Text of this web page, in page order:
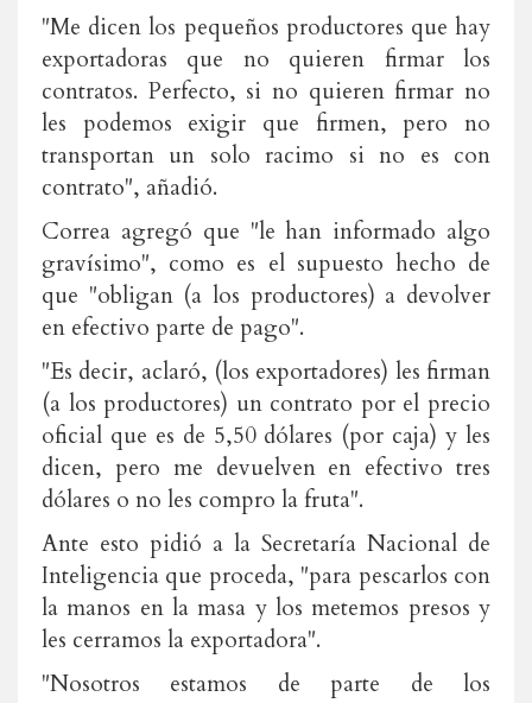
"Me dicen los pequeños productores que hay
exportadoras que no quieren firmar los
contratos. Perfecto, si no quieren firmar no
les podemos exigir que firmen, pero no
transportan un solo racimo si no es con
contrato", añadió.
Correa agregó que "le han informado algo
gravísimo", como es el supuesto hecho de
que "obligan (a los productores) a devolver
en efectivo parte de pago".
"Es decir, aclaró, (los exportadores) les firman
(a los productores) un contrato por el precio
oficial que es de 5,50 dólares (por caja) y les
dicen, pero me devuelven en efectivo tres
dólares o no les compro la fruta".
Ante esto pidió a la Secretaría Nacional de
Inteligencia que proceda, "para pescarlos con
la manos en la masa y los metemos presos y
les cerramos la exportadora".
"Nosotros estamos de parte de los